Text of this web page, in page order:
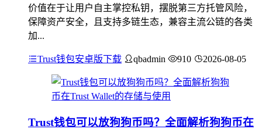
价值在于让用户自主掌控私钥，摆脱第三方托管风险，
保障资产安全，且支持多链生态，兼容主流公链的各类
加...
Trust钱包安卓版下载 qbadmin 910 2026-08-05
Trust钱包可以放狗狗币吗？全面解析狗狗币在